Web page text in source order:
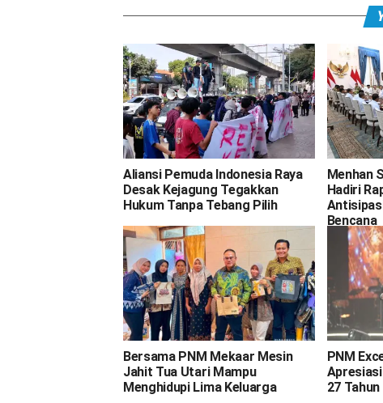
Aliansi Pemuda Indonesia Raya
Desak Kejagung Tegakkan
Hukum Tanpa Tebang Pilih
Menhan
Hadiri
Bencana
Bersama PNM Mekaar Mesin
Jahit Tua Utari Mampu
Menghidupi Lima Keluarga
PNM
Apresiasi
27 Tahun